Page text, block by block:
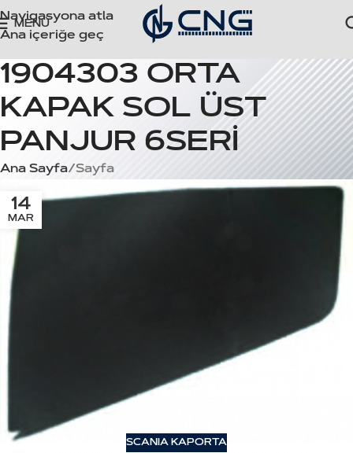
Navigasyona atla
Ana içeriğe geç
MENÜ
1904303 ORTA
KAPAK SOL ÜST
PANJUR 6SERİ
Ana Sayfa Sayfa
14
MAR
SCANIA KAPORTA